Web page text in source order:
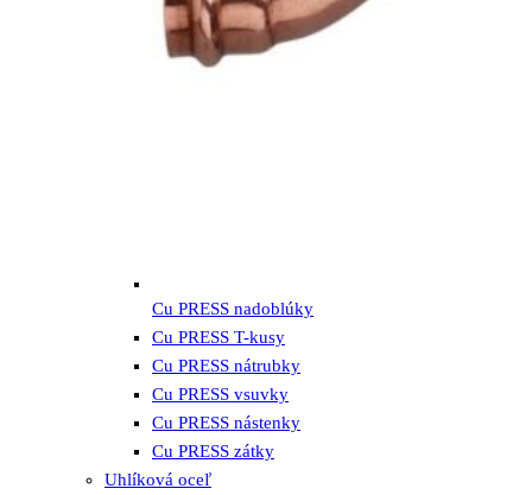
Cu PRESS nadoblúky
Cu PRESS T-kusy
Cu PRESS nátrubky
Cu PRESS vsuvky
Cu PRESS nástenky
Cu PRESS zátky
Uhlíková oceľ